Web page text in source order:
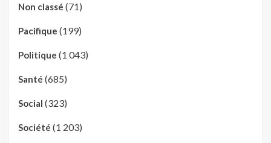
Non classé (71)
Pacifique (199)
Politique (1 043)
Santé (685)
Social (323)
Société (1 203)